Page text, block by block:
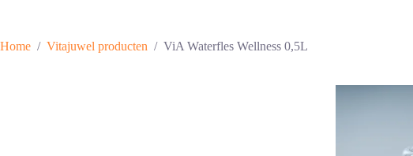
Home / Vitajuwel producten / ViA Waterfles Wellness 0,5L